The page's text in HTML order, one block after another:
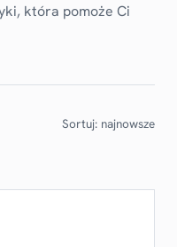
która pomoże Ci
Sortuj: najnowsze